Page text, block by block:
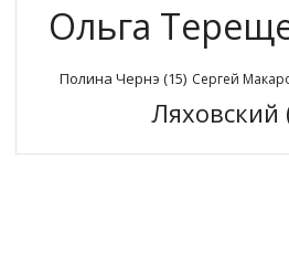
Ольга
Полина Чернэ (15) Сергей
Ляховский